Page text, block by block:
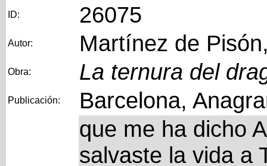
ID: 26075
Autor: Martínez de
Obra: La ternura del
Publicación: Barcelona,
que me ha dicho
salvaste la vida a